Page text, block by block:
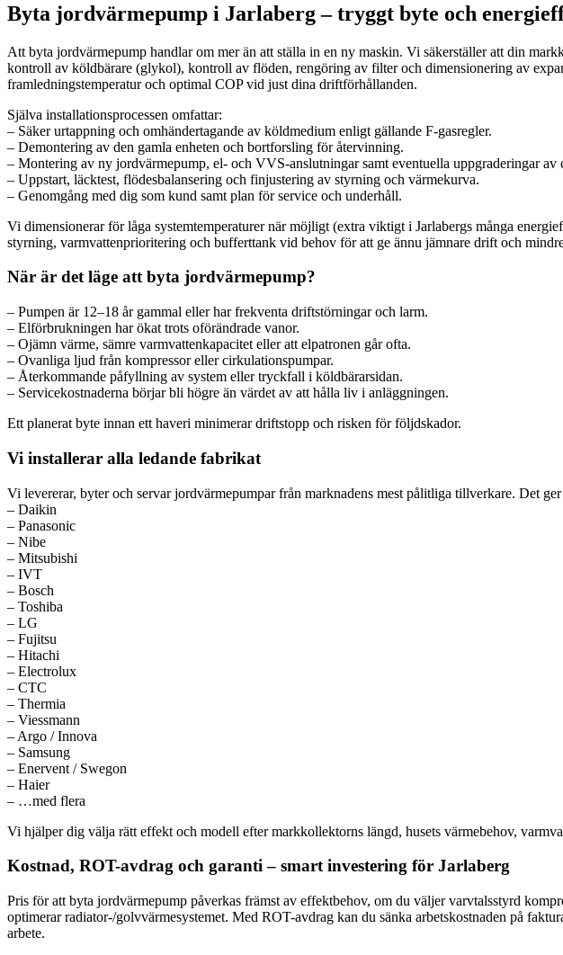
Byta jordvärmepump i Jarlaberg – tryggt byte och
Att byta jordvärmepump handlar om mer än att ställa in en ny maskin. Vi säkerställer att din
kontroll av köldbärare (glykol), kontroll av flöden, rengöring av filter och dimensionering av
framledningstemperatur och optimal COP vid just dina driftförhållanden.
Själva installationsprocessen omfattar:
– Säker urtappning och omhändertagande av köldmedium enligt gällande F-gasregler.
– Demontering av den gamla enheten och bortforsling för återvinning.
– Montering av ny jordvärmepump, el- och VVS-anslutningar samt eventuella uppgraderingar av
– Uppstart, läcktest, flödesbalansering och finjustering av styrning och värmekurva.
– Genomgång med dig som kund samt plan för service och underhåll.
Vi dimensionerar för låga systemtemperaturer när möjligt (extra viktigt i Jarlabergs många
styrning, varmvattenprioritering och bufferttank vid behov för att ge ännu jämnare drift och
När är det läge att byta jordvärmepump?
– Pumpen är 12–18 år gammal eller har frekventa driftstörningar och larm.
– Elförbrukningen har ökat trots oförändrade vanor.
– Ojämn värme, sämre varmvattenkapacitet eller att elpatronen går ofta.
– Ovanliga ljud från kompressor eller cirkulationspumpar.
– Återkommande påfyllning av system eller tryckfall i köldbärarsidan.
– Servicekostnaderna börjar bli högre än värdet av att hålla liv i anläggningen.
Ett planerat byte innan ett haveri minimerar driftstopp och risken för följdskador.
Vi installerar alla ledande fabrikat
Vi levererar, byter och servar jordvärmepumpar från marknadens mest pålitliga tillverkare. Det
– Daikin
– Panasonic
– Nibe
– Mitsubishi
– IVT
– Bosch
– Toshiba
– LG
– Fujitsu
– Hitachi
– Electrolux
– CTC
– Thermia
– Viessmann
– Argo / Innova
– Samsung
– Enervent / Swegon
– Haier
– …med flera
Vi hjälper dig välja rätt effekt och modell efter markkollektorns längd, husets värmebehov,
Kostnad, ROT-avdrag och garanti – smart investering för Jarlaberg
Pris för att byta jordvärmepump påverkas främst av effektbehov, om du väljer varvtalsstyrd
optimerar radiator-/golvvärmesystemet. Med ROT-avdrag kan du sänka arbetskostnaden på
arbete.